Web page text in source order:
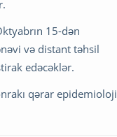
15-dən
və distant təhsil
edəcəklər.
qərar epidemioloji